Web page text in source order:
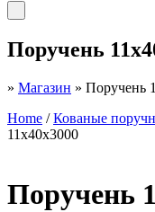
Поручень
» Магазин » Поручень
Home /Кованые
11х40х3000
Поручень